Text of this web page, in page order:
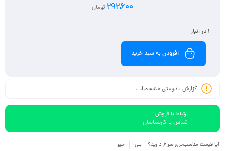
292,600 تومان
1 در انبار
افزودن به سبد خرید
گزارش نادرستی مشخصات
ارتباط با فروش
تماس با کارشناسان
آیا قیمت مناسب‌تری سراغ دارید؟ بلی خیر